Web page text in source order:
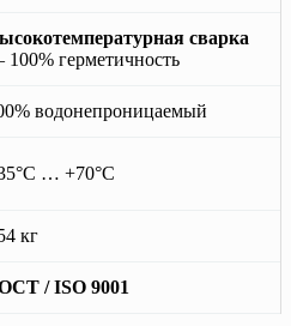
сварка
герметичность
водонепроницаемый
… +70°C
кг
/ ISO 9001